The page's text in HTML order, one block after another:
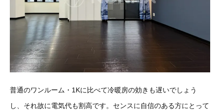
普通のワンルーム・1Kに比べて冷暖房の効きも遅いでしょう
し、それ故に電気代も割高です。センスに自信のある方にとって